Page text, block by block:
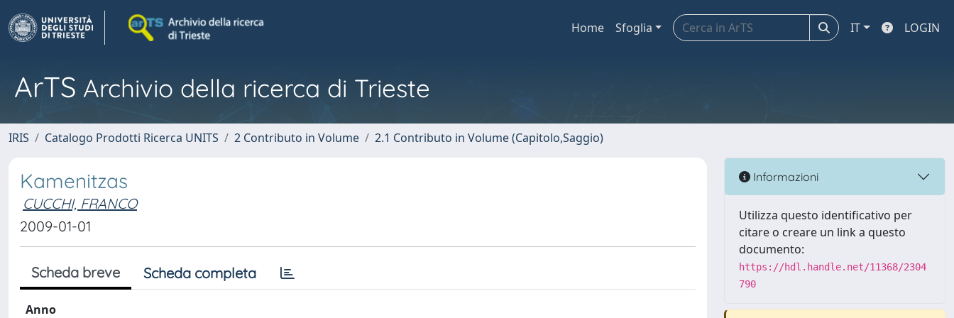
Home Sfoglia IT LOGIN
ArTS Archivio della ricerca di Trieste
IRIS Catalogo Prodotti Ricerca UNITS 2 Contributo in Volume 2.1 Contributo in Volume (Capitolo,Saggio)
Kamenitzas
CUCCHI, FRANCO
2009-01-01
Scheda breve Scheda completa
Anno
Informazioni
Utilizza questo identificativo per
citare o creare un link a questo
documento:
https://hdl.handle.net/11368/2304
790